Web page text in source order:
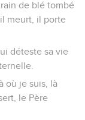
de blé tombé
meurt, il porte
déteste sa vie
où je suis, là
le Père